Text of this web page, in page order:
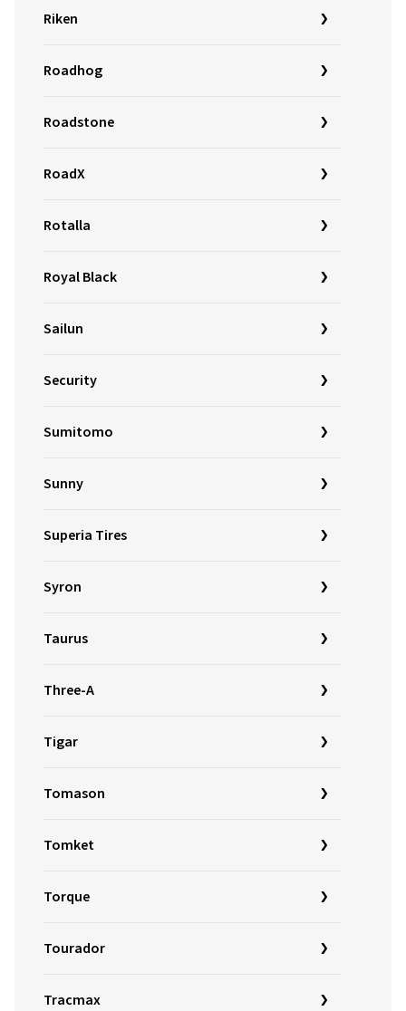
Riken
Roadhog
Roadstone
RoadX
Rotalla
Royal Black
Sailun
Security
Sumitomo
Sunny
Superia Tires
Syron
Taurus
Three-A
Tigar
Tomason
Tomket
Torque
Tourador
Tracmax